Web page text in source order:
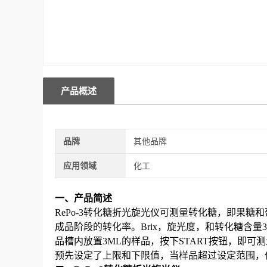
产品概述
品牌 其他品牌
应用领域 化工
一、产品简述
RePo-3转化糖折光旋光仪可测量转化糖，即果糖
成品阶段的转化率。 Brix，旋光度，和转化糖含量3
品槽内放置3ML的样品，按下START按钮，即可
预先设定了上限和下限值，当样品超过设定范围